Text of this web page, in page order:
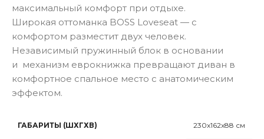
максимальный комфорт при отдыхе.
Широкая оттоманка BOSS Loveseat — с
комфортом разместит двух человек.
Независимый пружинный блок в основании
и механизм еврокнижка превращают диван в
комфортное спальное место с анатомическим
эффектом.
ГАБАРИТЫ (ШХГХВ) 230x162x88 см